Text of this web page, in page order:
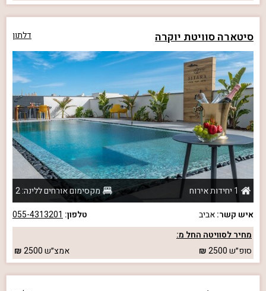
סיטארה סוויטת יוקרה דלתון
1 יחידות אירוח
מקסימום אורחים ללינה: 2
איש קשר:אביב טלפון: 055-4313201
מחיר לסוויטה החל מ:
סופ״ש2500 אמצ״ש2500